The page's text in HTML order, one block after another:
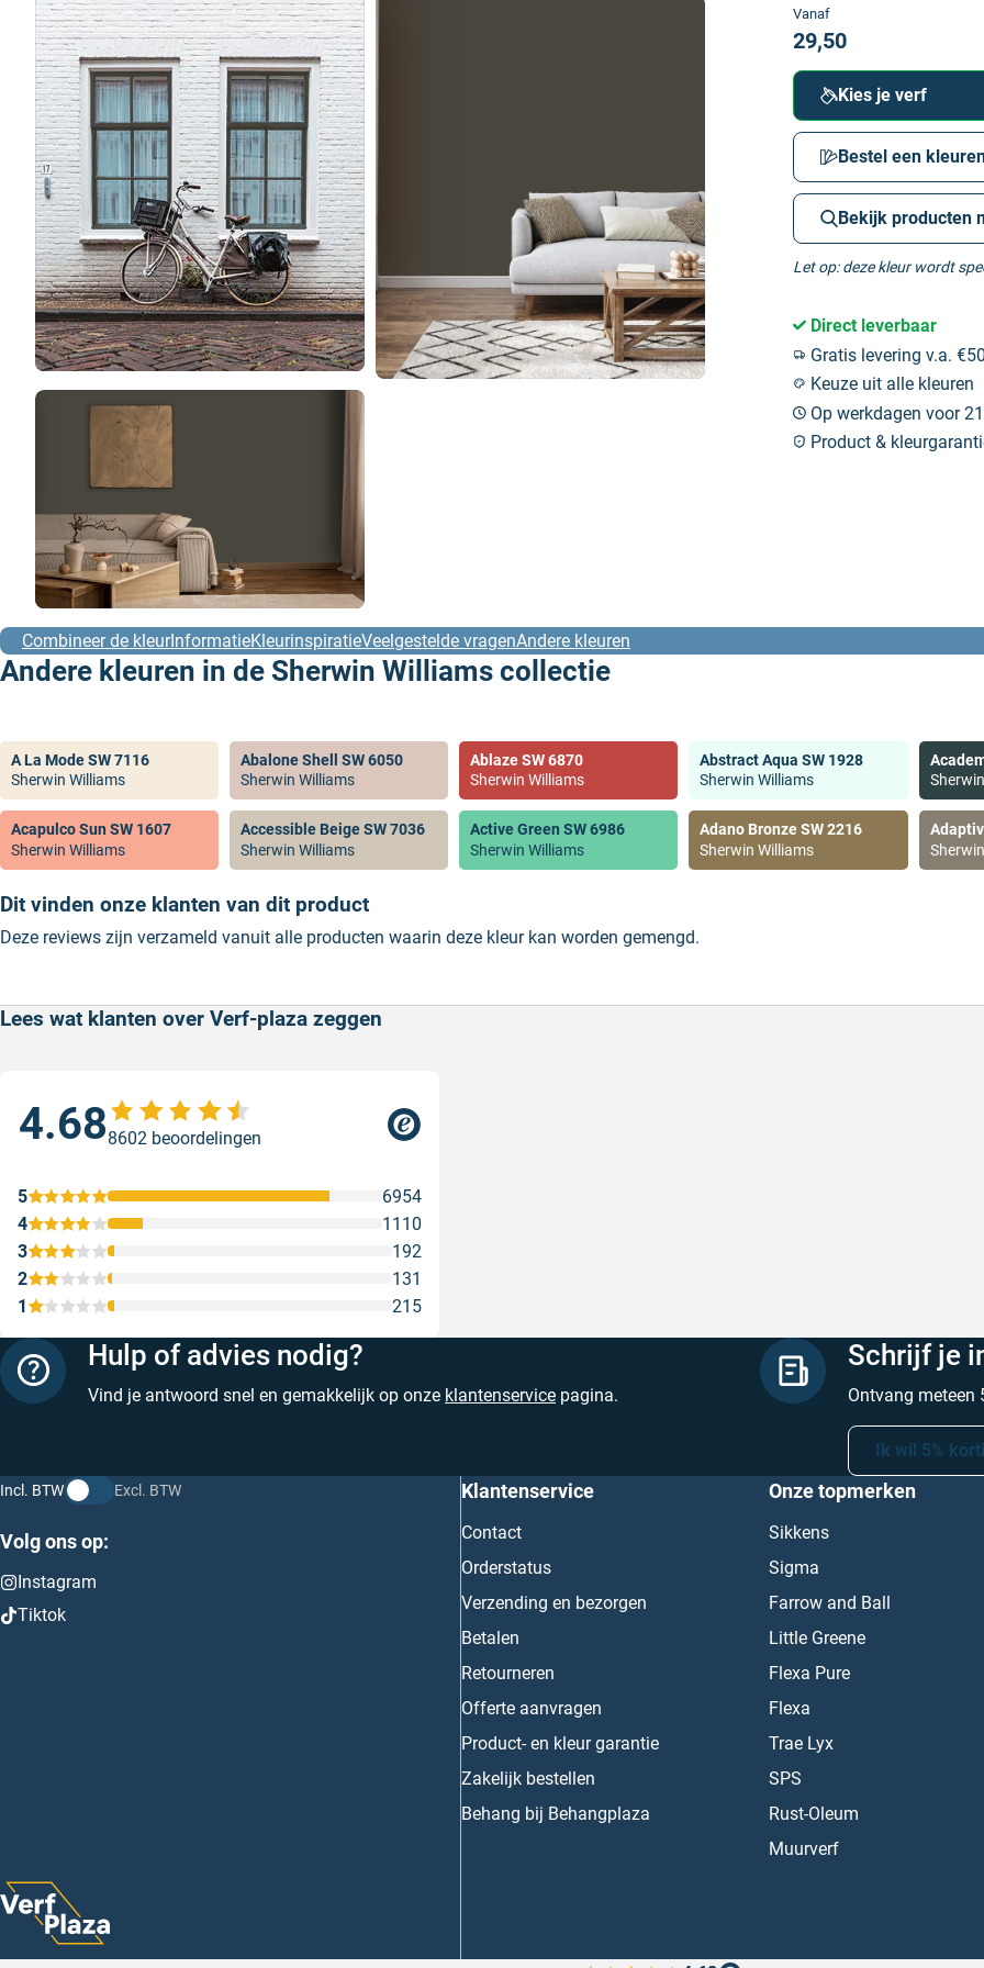
Vanaf
29,50
Kies je verf
Bestel een
Bekijk producten
Let op: deze kleur wordt
Direct leverbaar
Gratis levering v.a.
Keuze uit alle kleuren
Op werkdagen voor
Product &
Combineer de kleurInformatieKleurinspiratieVeelgestelde vragenAndere kleuren
Andere kleuren in de Sherwin Williams collectie
A La Mode SW 7116
Sherwin Williams
Abalone Shell SW 6050
Sherwin Williams
Ablaze SW 6870
Sherwin Williams
Abstract Aqua SW 1928
Sherwin Williams
Acapulco Sun SW 1607
Sherwin Williams
Accessible Beige SW 7036
Sherwin Williams
Active Green SW 6986
Sherwin Williams
Adano Bronze SW 2216
Sherwin Williams
Dit vinden onze klanten van dit product
Deze reviews zijn verzameld vanuit alle producten waarin deze kleur kan worden gemengd.
Lees wat klanten over Verf-plaza zeggen
4.688602 beoordelingen
1 215
2 131
3 192
4 1110
5 6954
Hulp of advies nodig?
Vind je antwoord snel en gemakkelijk op onze klantenservice pagina.
Schrijf je
Ontvang meteen
Ik wil 5%
Incl. BTW Excl. BTW
Volg ons op:
Instagram
Tiktok
Klantenservice
Contact
Orderstatus
Verzending en bezorgen
Betalen
Retourneren
Offerte aanvragen
Product- en kleur garantie
Zakelijk bestellen
Behang bij Behangplaza
Onze topmerken
Sikkens
Sigma
Farrow and Ball
Little Greene
Flexa Pure
Flexa
Trae Lyx
SPS
Rust-Oleum
Muurverf